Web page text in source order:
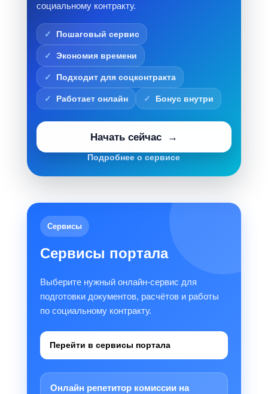
социальному контракту.
Пошаговый сервис
Экономия времени
Подходит для соцконтракта
Работает онлайн Бонус внутри
Начать сейчас
Подробнее о сервисе
Сервисы
Сервисы портала
Выберите нужный онлайн-сервис для
подготовки документов, расчётов и работы
по социальному контракту.
Перейти в сервисы портала
Онлайн репетитор комиссии на